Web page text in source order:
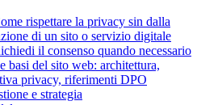
rispettare la privacy sin dalla
di un sito o servizio digitale
il consenso quando necessario
basi del sito web: architettura,
privacy, riferimenti DPO
e strategia